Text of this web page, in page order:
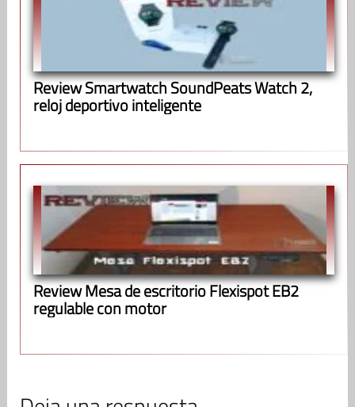
Review Smartwatch SoundPeats Watch 2,
reloj deportivo inteligente
Review Mesa de escritorio Flexispot EB2
regulable con motor